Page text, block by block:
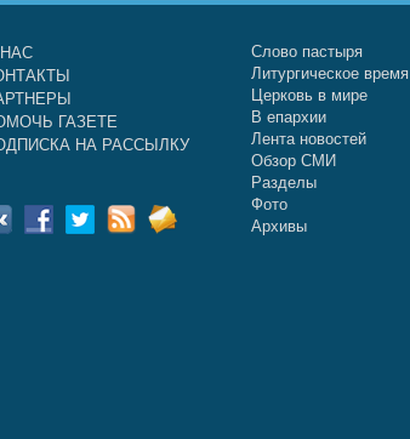
ГАЗЕТЕ
НА РАССЫЛКУ
Слово пастыря
Литургическое время
Церковь в мире
В епархии
Лента новостей
Обзор СМИ
Разделы
Фото
Архивы